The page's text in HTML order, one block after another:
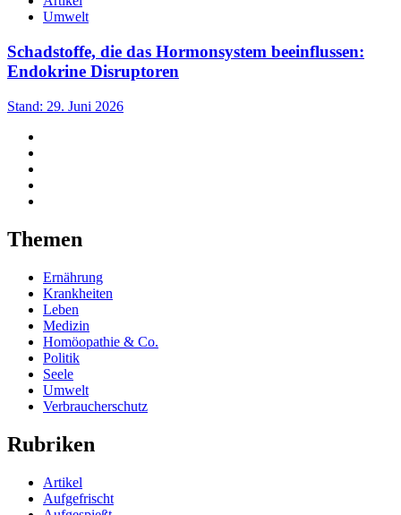
Umwelt
Schadstoffe, die das Hormonsystem beeinflussen:
Endokrine Disruptoren
Stand: 29. Juni 2026
Themen
Ernährung
Krankheiten
Leben
Medizin
Homöopathie & Co.
Politik
Seele
Umwelt
Verbraucherschutz
Rubriken
Artikel
Aufgefrischt